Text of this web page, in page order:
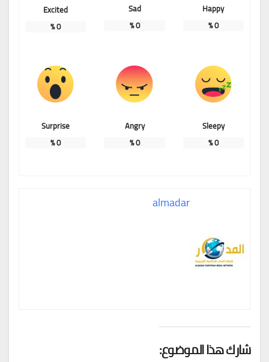
Happy
0
%
Sad
0
%
Excited
0
%
Sleepy
0
%
Angry
0
%
Surprise
0
%
almadar
شارك هذا الموضوع: